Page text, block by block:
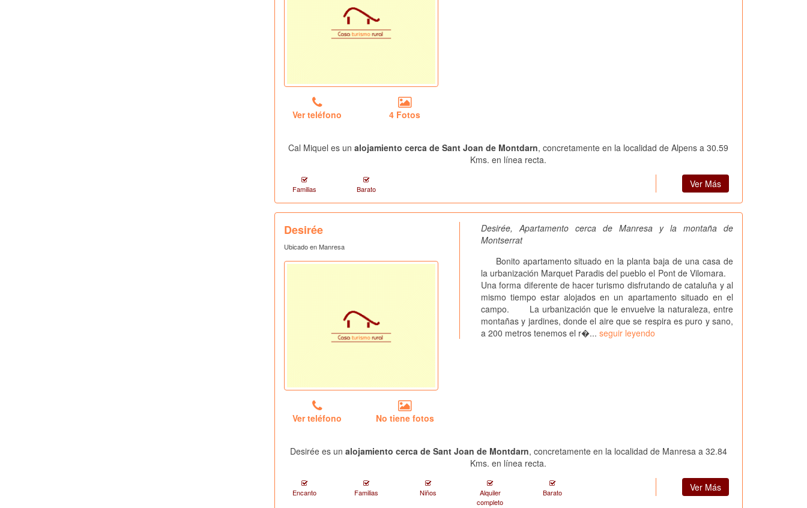
Ver teléfono 4 Fotos
Cal Miquel es unalojamiento cerca de Sant Joan de Montdarn, concretamente en la localidad de Alpens a 30.59
Kms. en línea recta.
Familias Barato Ver Más
Desirée
Ubicado en Manresa
Ver teléfono No tiene fotos
Desirée, Apartamento cerca de Manresa y la montaña de
Montserrat
Bonito apartamento situado en la planta baja de una casa de
la urbanización Marquet Paradis del pueblo el Pont de Vilomara.
Una forma diferente de hacer turismo disfrutando de cataluña y al
mismo tiempo estar alojados en un apartamento situado en el
campo. La urbanización que le envuelve la naturaleza, entre
montañas y jardines, donde el aire que se respira es puro y sano,
a 200 metros tenemos el r�... seguir leyendo
Desirée es un alojamiento cerca de Sant Joan de Montdarn, concretamente en la localidad de Manresa a 32.84
Kms. en línea recta.
Encanto Familias Niños
Alquiler
completo
Barato Ver Más